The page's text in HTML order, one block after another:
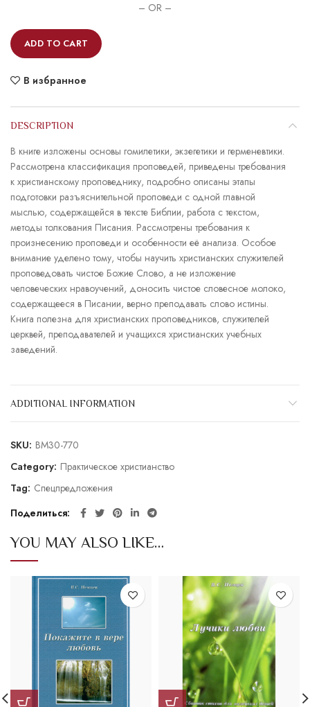
– OR –
ADD TO CART
В избранное
DESCRIPTION
В книге изложены основы гомилетики, экзегетики и герменевтики.
Рассмотрена классификация проповедей, приведены требования
к христианскому проповеднику, подробно описаны этапы
подготовки разъяснительной проповеди с одной главной
мыслью, содержащейся в тексте Библии, работа с текстом,
методы толкования Писания. Рассмотрены требования к
произнесению проповеди и особенности её анализа. Особое
внимание уделено тому, чтобы научить христианских служителей
проповедовать чистое Божие Слово, а не изложение
человеческих нравоучений, доносить чистое словесное молоко,
содержащееся в Писании, верно преподавать слово истины.
Книга полезна для христианских проповедников, служителей
церквей, преподавателей и учащихся христианских учебных
заведений.
ADDITIONAL INFORMATION
SKU: BM30-770
Category: Практическое христианство
Tag: Спецпредложения
Поделиться
YOU MAY ALSO LIKE…